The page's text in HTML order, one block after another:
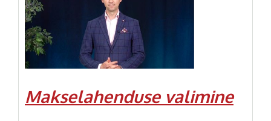
Makselahenduse valimine